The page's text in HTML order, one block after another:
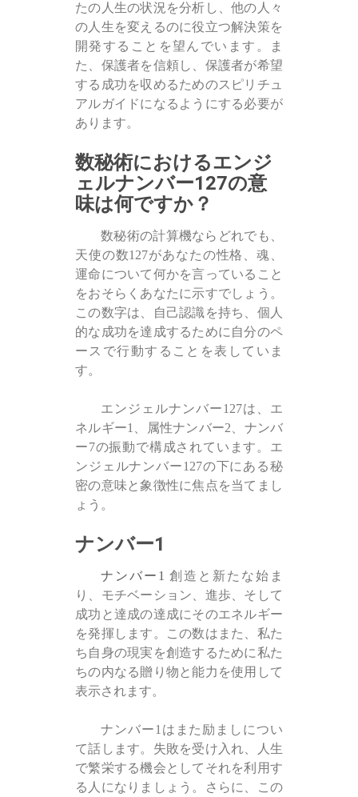
たの人生の状況を分析し、他の人々
の人生を変えるのに役立つ解決策を
開発することを望んでいます。ま
た、保護者を信頼し、保護者が希望
する成功を収めるためのスピリチュ
アルガイドになるようにする必要が
あります。
数秘術におけるエンジ
ェルナンバー127の意
味は何ですか？
数秘術の計算機ならどれでも、
天使の数127があなたの性格、魂、
運命について何かを言っていること
をおそらくあなたに示すでしょう。
この数字は、自己認識を持ち、個人
的な成功を達成するために自分のペ
ースで行動することを表していま
す。
エンジェルナンバー127は、エ
ネルギー1、属性ナンバー2、ナンバ
ー7の振動で構成されています。エ
ンジェルナンバー127の下にある秘
密の意味と象徴性に焦点を当てまし
ょう。
ナンバー1
ナンバー1 創造と新たな始ま
り、モチベーション、進歩、そして
成功と達成の達成にそのエネルギー
を発揮します。この数はまた、私た
ち自身の現実を創造するために私た
ちの内なる贈り物と能力を使用して
表示されます。
ナンバー1はまた励ましについ
て話します。失敗を受け入れ、人生
で繁栄する機会としてそれを利用す
る人になりましょう。さらに、この